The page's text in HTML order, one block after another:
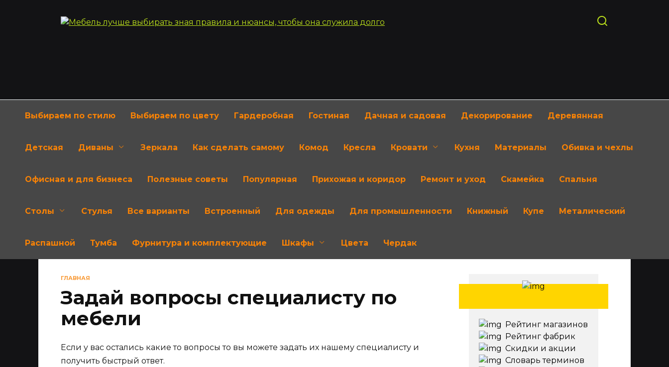
Выбираем по стилю Выбираем по цвету Гардеробная Гостиная Дачная и садовая Декорирование Деревянная
Детская Диваны Зеркала Как сделать самому Комод Кресла Кровати Кухня Материалы Обивка и чехлы
Офисная и для бизнеса Полезные советы Популярная Прихожая и коридор Ремонт и уход Скамейка Спальня
Столы Стулья Все варианты Встроенный Для одежды Для промышленности Книжный Купе Металический
Распашной Тумба Фурнитура и комплектующие Шкафы Цвета Чердак
ГЛАВНАЯ
Задай вопросы специалисту по
мебели
Если у вас остались какие то вопросы то вы можете задать их нашему специалисту и
получить быстрый ответ.
Рейтинг магазинов
Рейтинг фабрик
Скидки и акции
Словарь терминов